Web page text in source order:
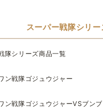
スーパー戦隊シリー
隊シリーズ商品一覧
ン戦隊ゴジュウジャー
ン戦隊ゴジュウジャーVSブン